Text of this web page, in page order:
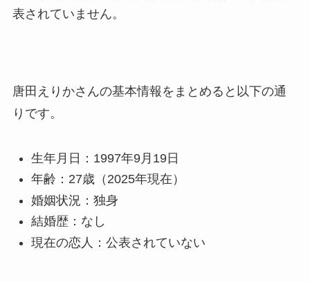
表されていません。
唐田えりかさんの基本情報をまとめると以下の通
りです。
生年月日：1997年9月19日
年齢：27歳（2025年現在）
婚姻状況：独身
結婚歴：なし
現在の恋人：公表されていない